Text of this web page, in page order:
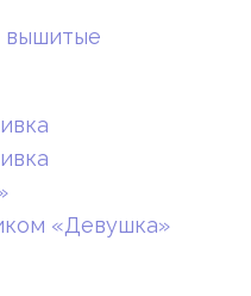
вышитые
«Девушка»